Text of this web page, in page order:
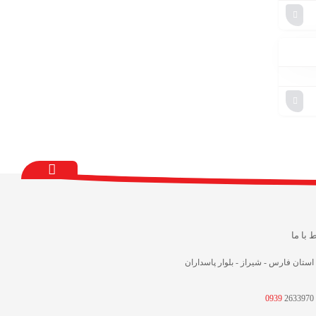
با ما
استان فارس - شیراز - بلوار پاسداران
0939 2633970